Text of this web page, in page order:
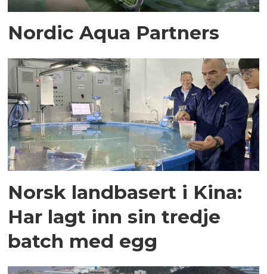
Nordic Aqua Partners
Norsk landbasert i Kina:
Har lagt inn sin tredje
batch med egg